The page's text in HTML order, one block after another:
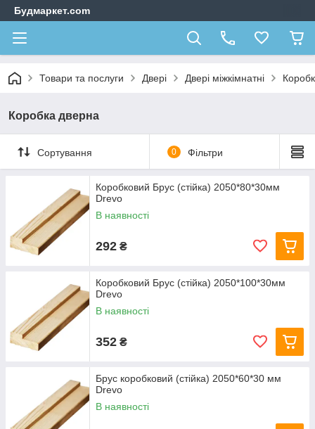
Будмаркет.com
Товари та послуги Двері Двері міжкімнатні
Коробка дверна
Сортування 0 Фільтри
Коробковий Брус (стійка) 2050*80*30мм
Drevo
В наявності
292 ₴
Коробковий Брус (стійка) 2050*100*30мм
Drevo
В наявності
352 ₴
Брус коробковий (стійка) 2050*60*30 мм
Drevo
В наявності